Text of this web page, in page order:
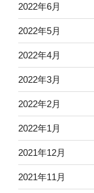
2022年6月
2022年5月
2022年4月
2022年3月
2022年2月
2022年1月
2021年12月
2021年11月